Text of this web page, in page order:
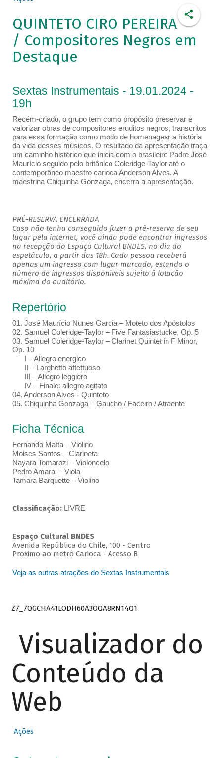
QUINTETO CIRO PEREIRA
/ Compositores Negros em
Destaque
Sextas Instrumentais - 19.01.2024 -
19h
Recém-criado, o grupo tem como propósito preservar e
valorizar obras de compositores eruditos negros, transcritos
para essa formação como modo de homenagear a história
da vida desses músicos. O resultado da apresentação traça
um caminho histórico que inicia com o brasileiro Padre José
Maurício seguido pelo britânico Coleridge-Taylor até o
contemporâneo maestro carioca Anderson Alves. A
maestrina Chiquinha Gonzaga, encerra a apresentação.
PRÉ-RESERVA ENCERRADA
Caso não tenha conseguido fazer a pré-reserva de seu
lugar pela internet, você ainda pode encontrar ingressos
na recepção do Espaço Cultural BNDES, no dia do
espetáculo, a partir das 18h. Cada pessoa receberá
apenas um ingresso com lugar marcado, estando o
número de ingressos disponíveis sujeito à lotação
máxima do auditório.
Repertório
01. José Maurício Nunes Garcia – Moteto dos Apóstolos
02. Samuel Coleridge-Taylor – Five Fantasiastucke, Op. 5
03. Samuel Coleridge-Taylor – Clarinet Quintet in F Minor,
Op. 10
I – Allegro energico
II – Larghetto affettuoso
III – Allegro leggiero
IV – Finale: allegro agitato
04. Anderson Alves - Quinteto
05. Chiquinha Gonzaga – Gaucho / Faceiro / Atraente
Ficha Técnica
Fernando Matta – Violino
Moises Santos – Clarineta
Nayara Tomarozi – Violoncelo
Pedro Amaral – Viola
Tamara Barquette – Violino
Classificação: LIVRE
Espaço Cultural BNDES
Avenida República do Chile, 100 - Centro
Próximo ao metrô Carioca - Acesso B
Veja as outras atrações do Sextas Instrumentais
Z7_7QGCHA41LODH60A3OQA8RN14Q1
Visualizador do
Conteúdo da
Web
Ações